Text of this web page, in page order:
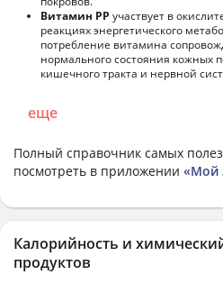
Витамин РР участвует в
реакциях энергетического
потребление витамина
нормального состояния кожных
кишечного тракта и нервной
еще
Полный справочник самых
посмотреть в приложении «Мой
Калорийность и
продуктов